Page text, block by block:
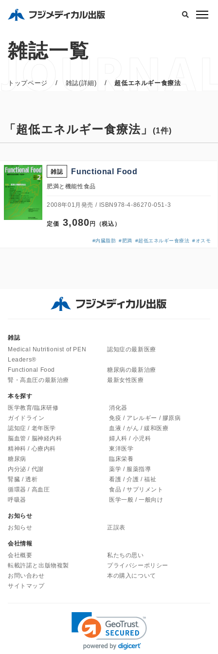
雑誌一覧
トップページ / 雑誌(詳細) / 超低エネルギー食療法
「超低エネルギー食療法」(1件)
雑誌 Functional Food
肥満と機能性食品
2008年01月発売 ISBN978-4-86270-051-3
定価 3,080 円（税込）
#内臓脂肪 #肥満 #超低エネルギー食療法 #オスモ
雑誌
Medical Nutritionist of PEN
Leaders®
認知症の最新医療
Functional Food
糖尿病の最新治療
腎・高血圧の最新治療
最新女性医療
本を探す
医学教育/臨床研修
ガイドライン
認知症 / 老年医学
脳血管 / 脳神経内科
精神科 / 心療内科
糖尿病
内分泌 / 代謝
腎臓 / 透析
循環器 / 高血圧
呼吸器
消化器
免疫 / アレルギー / 膠原病
血液 / がん / 緩和医療
婦人科 / 小児科
東洋医学
臨床栄養
薬学 / 服薬指導
看護 / 介護 / 福祉
食品 / サプリメント
医学一般 / 一般向け
お知らせ
お知らせ
正誤表
会社情報
会社概要
私たちの思い
転載許諾と出版物複製
プライバシーポリシー
お問い合わせ
本の購入について
サイトマップ